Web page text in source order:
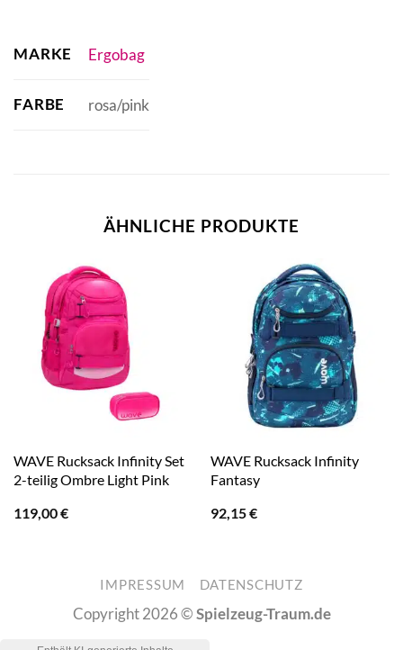
MARKE Ergobag
FARBE rosa/pink
ÄHNLICHE PRODUKTE
WAVE Rucksack Infinity Set
2-teilig Ombre Light Pink
119,00€
WAVE Rucksack Infinity
Fantasy
92,15€
IMPRESSUM DATENSCHUTZ
Copyright 2026 ©Spielzeug-Traum.de